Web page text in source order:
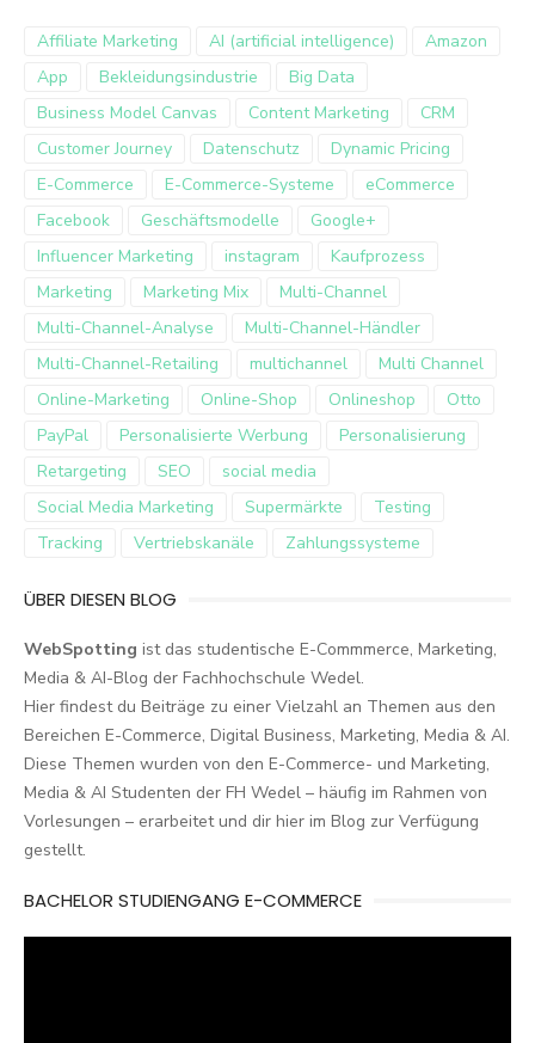
Affiliate Marketing AI (artificial intelligence)
Amazon
App
Bekleidungsindustrie
Big Data
Business Model Canvas
Content Marketing
CRM
Customer Journey
Datenschutz
Dynamic Pricing
E-Commerce
E-Commerce-Systeme
eCommerce
Facebook
Geschäftsmodelle
Google+
Influencer Marketing
instagram
Kaufprozess
Marketing
Marketing Mix
Multi-Channel
Multi-Channel-Analyse
Multi-Channel-Händler
Multi-Channel-Retailing
multichannel
Multi Channel
Online-Marketing
Online-Shop Onlineshop
Otto
PayPal
Personalisierte Werbung
Personalisierung
Retargeting
SEO
social media
Social Media Marketing
Supermärkte
Testing
Tracking
Vertriebskanäle Zahlungssysteme
ÜBER DIESEN BLOG
WebSpotting ist das studentische E-Commmerce, Marketing,
Media & AI-Blog der Fachhochschule Wedel.
Hier findest du Beiträge zu einer Vielzahl an Themen aus den
Bereichen E-Commerce, Digital Business, Marketing, Media & AI.
Diese Themen wurden von den E-Commerce- und Marketing,
Media & AI Studenten der FH Wedel – häufig im Rahmen von
Vorlesungen – erarbeitet und dir hier im Blog zur Verfügung
gestellt.
BACHELOR STUDIENGANG E-COMMERCE